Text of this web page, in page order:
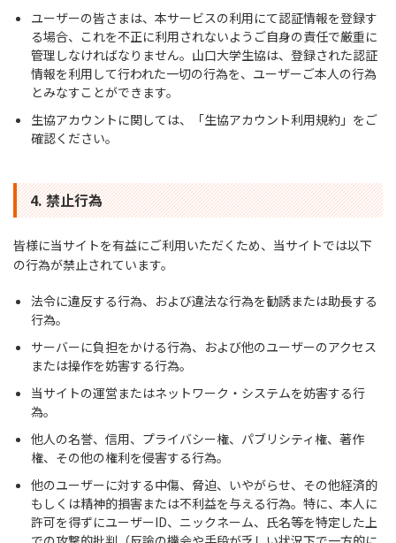
ユーザーの皆さまは、本サービスの利用にて認証情報を登録す
る場合、これを不正に利用されないようご自身の責任で厳重に
管理しなければなりません。山口大学生協は、登録された認証
情報を利用して行われた一切の行為を、ユーザーご本人の行為
とみなすことができます。
生協アカウントに関しては、「生協アカウント利用規約」をご
確認ください。
4. 禁止行為
皆様に当サイトを有益にご利用いただくため、当サイトでは以下
の行為が禁止されています。
法令に違反する行為、および違法な行為を勧誘または助長する
行為。
サーバーに負担をかける行為、および他のユーザーのアクセス
または操作を妨害する行為。
当サイトの運営またはネットワーク・システムを妨害する行
為。
他人の名誉、信用、プライバシー権、パブリシティ権、著作
権、その他の権利を侵害する行為。
他のユーザーに対する中傷、脅迫、いやがらせ、その他経済的
もしくは精神的損害または不利益を与える行為。特に、本人に
許可を得ずにユーザーID、ニックネーム、氏名等を特定した上